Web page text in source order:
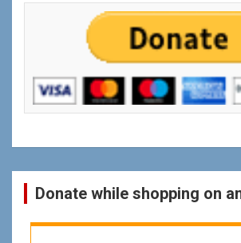
Donate while shopping on